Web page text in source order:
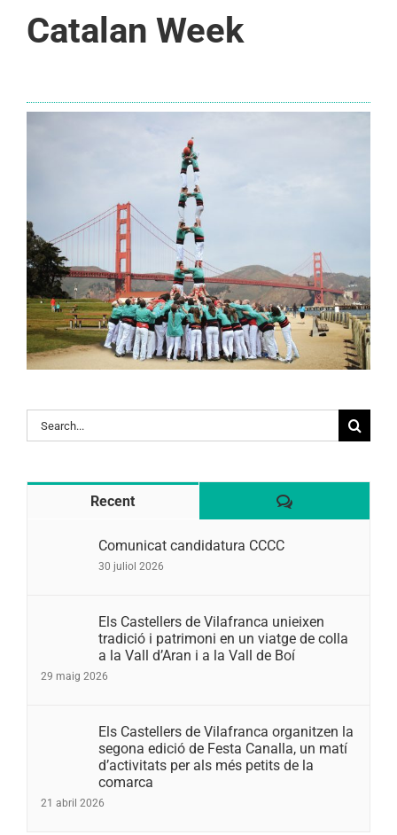
Catalan Week
Search
for:
Recent Comentaris
Comunicat candidatura CCCC
30 juliol 2026
Els Castellers de Vilafranca unieixen
tradició i patrimoni en un viatge de colla
a la Vall d’Aran i a la Vall de Boí
29 maig 2026
Els Castellers de Vilafranca organitzen la
segona edició de Festa Canalla, un matí
d’activitats per als més petits de la
comarca
21 abril 2026